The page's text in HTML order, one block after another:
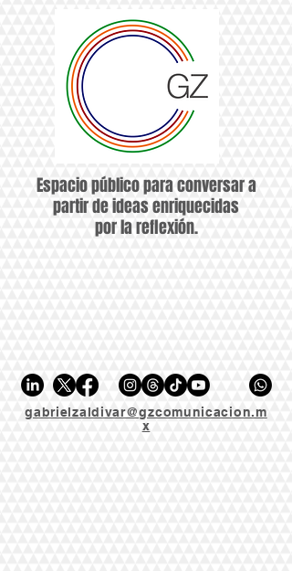
Espacio público para conversar a
partir de ideas enriquecidas
por la reflexión.
gabrielzaldivar@gzcomunicacion.m
x